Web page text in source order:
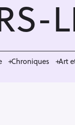
Chroniques Art